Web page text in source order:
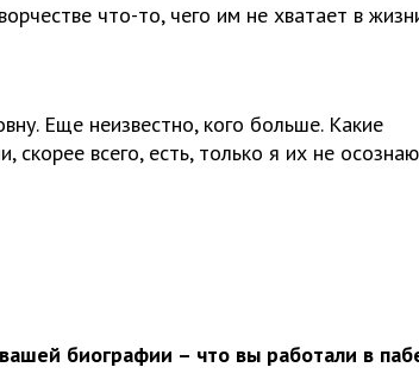
что-то, чего им не хватает в
Еще неизвестно, кого больше. Какие
скорее всего, есть, только я их не
биографии – что вы работали в